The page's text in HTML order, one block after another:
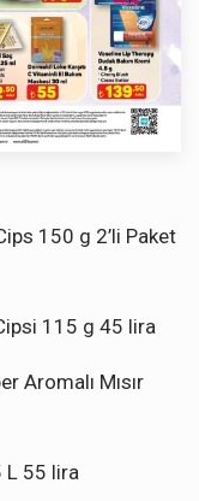
150 g 2’li Paket
115 g 45 lira
Aromalı Mısır
L 55 lira